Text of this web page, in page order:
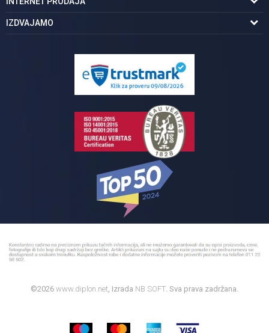
Karijera | postani deo tima
Politika privatnosti
Kako kupiti
IZDVAJAMO
Pločice za kupatilo
©2026 www.diplon.net , Izrada NB SOFT . Sva prava zadržana.